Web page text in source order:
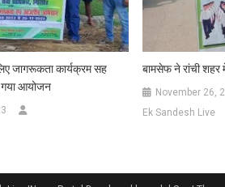
जागरूकता कार्यक्रम सह
आयोजन
बामसेफ ने रांची
November 26,
Ek Sandesh Live